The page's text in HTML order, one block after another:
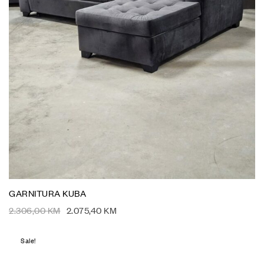
GARNITURA KUBA
2.306,00KM 2.075,40 KM
Sale!